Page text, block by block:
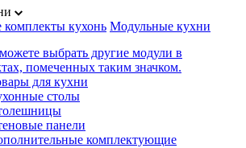
комплекты кухонь Модульные кухни
выбрать другие модули в
помеченных таким значком.
для кухни
столы
панели
комплектующие